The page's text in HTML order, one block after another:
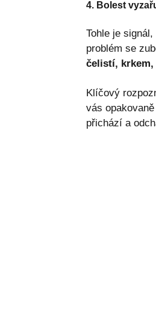
4. Bolest
Tohle je
problém se
čelistí, krkem,
Klíčový
vás
přichází a